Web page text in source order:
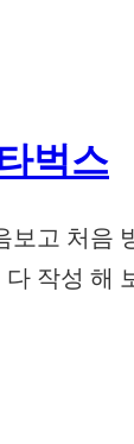
벅스
고 처
다 작성 해